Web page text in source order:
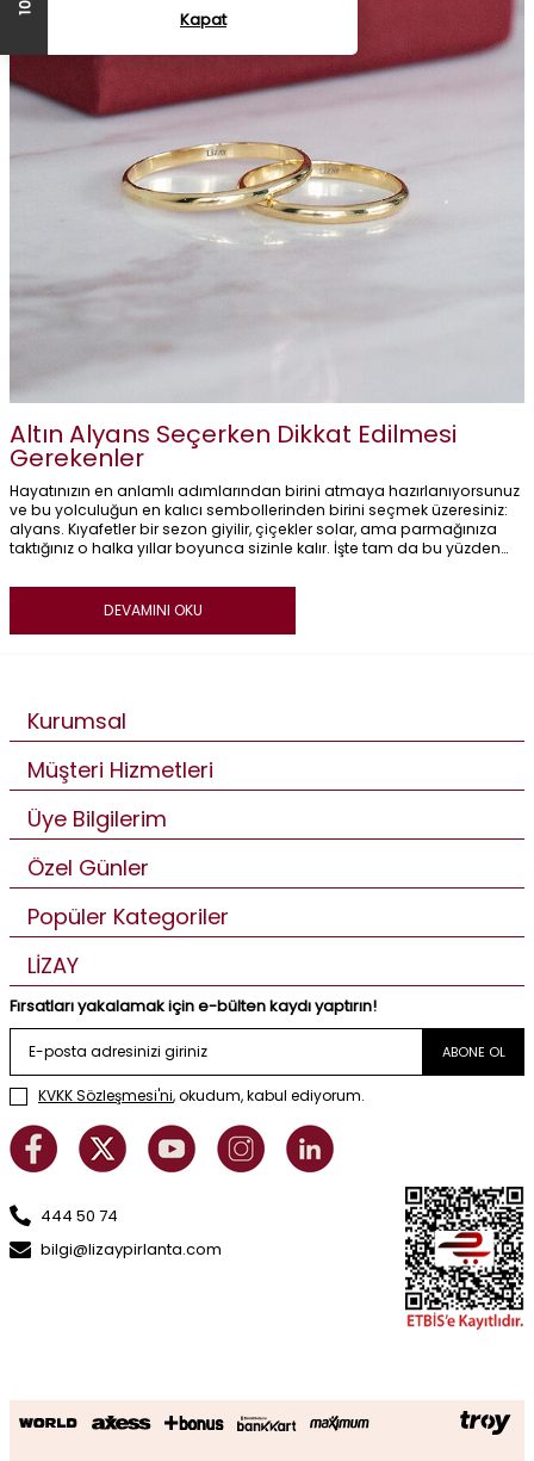
Altın Alyans Seçerken Dikkat Edilmesi
Gerekenler
Hayatınızın en anlamlı adımlarından birini atmaya hazırlanıyorsunuz
ve bu yolculuğun en kalıcı sembollerinden birini seçmek üzeresiniz:
alyans. Kıyafetler bir sezon giyilir, çiçekler solar, ama parmağınıza
taktığınız o halka yıllar boyunca sizinle kalır. İşte tam da bu yüzden
DEVAMINI OKU
Kurumsal
Müşteri Hizmetleri
Üye Bilgilerim
Özel Günler
Popüler Kategoriler
LİZAY
Fırsatları yakalamak için e-bülten kaydı yaptırın!
ABONE OL
KVKK Sözleşmesi'ni, okudum, kabul ediyorum.
444 50 74
bilgi@lizaypirlanta.com
Kapat